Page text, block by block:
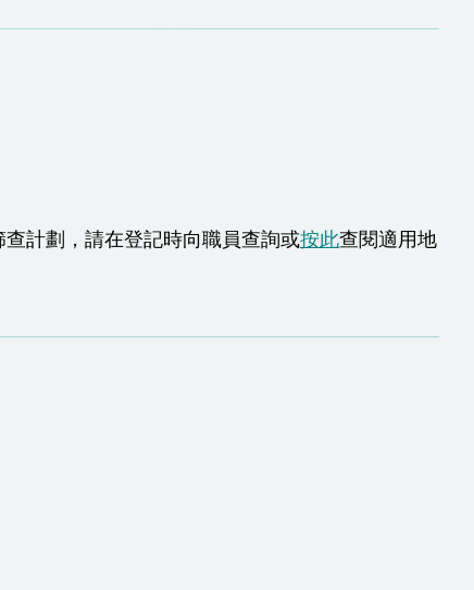
計劃，請在登記時向職員查詢或按此查閱適用地